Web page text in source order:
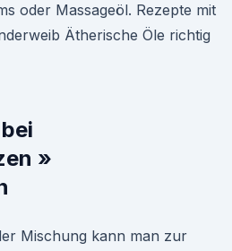
oder Massageöl. Rezepte mit
Ätherische Öle richtig
»
Mischung kann man zur